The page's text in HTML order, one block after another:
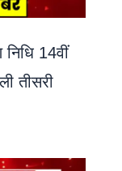
14वीं
तीसरी